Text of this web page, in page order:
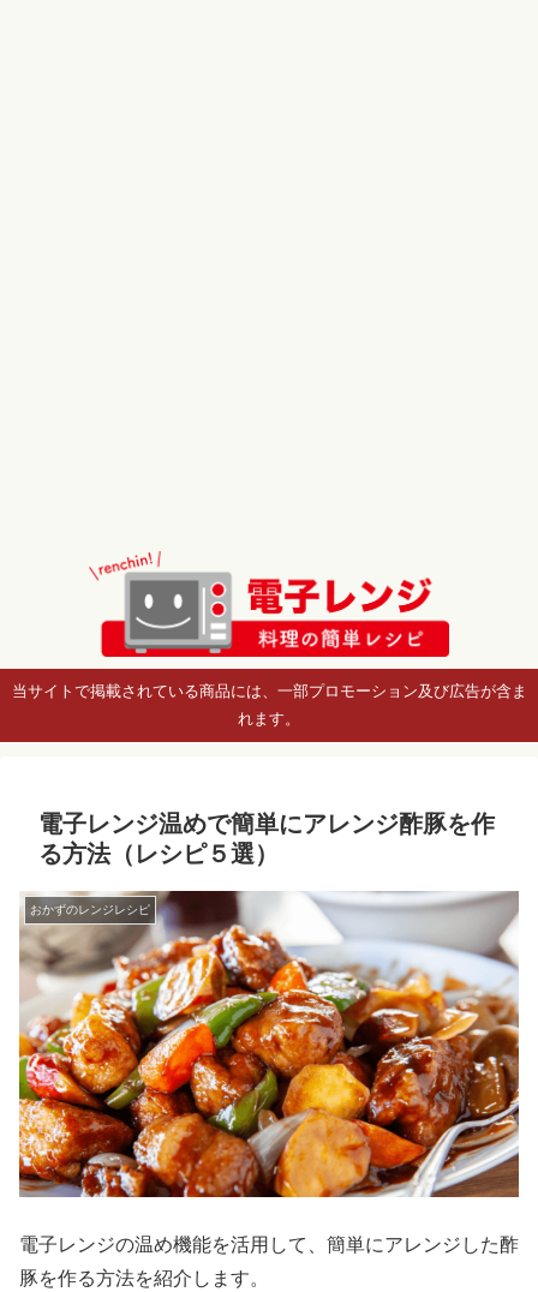
当サイトで掲載されている商品には、一部プロモーション及び広告が含ま
れます。
電子レンジ温めで簡単にアレンジ酢豚を作
る方法（レシピ５選）
おかずのレンジレシピ
電子レンジの温め機能を活用して、簡単にアレンジした酢
豚を作る方法を紹介します。